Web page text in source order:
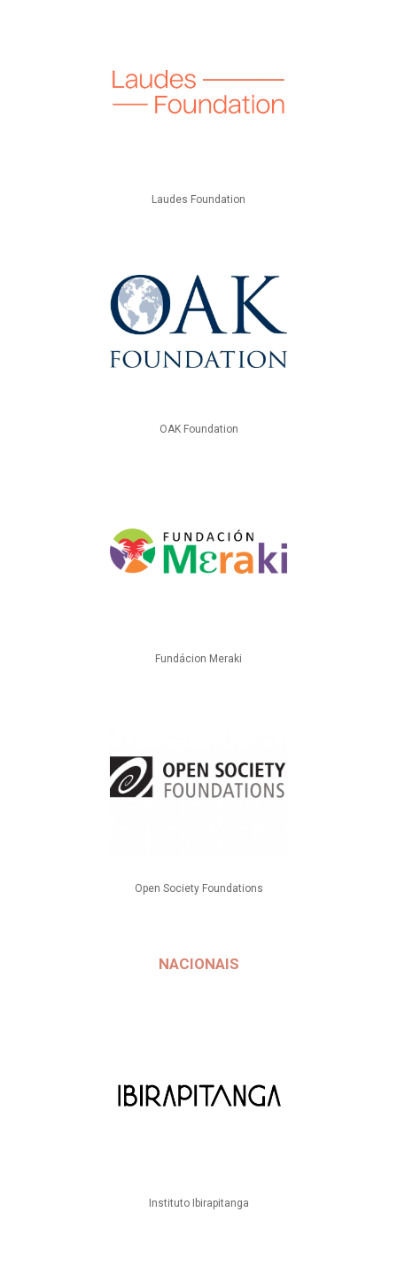
Laudes Foundation
OAK Foundation
Fundácion Meraki
Open Society Foundations
NACIONAIS
Instituto Ibirapitanga